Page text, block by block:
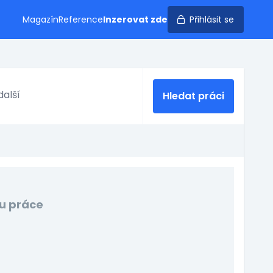
MagazínReferenceInzerovat zde Přihlásit se
Hledat práci
práce